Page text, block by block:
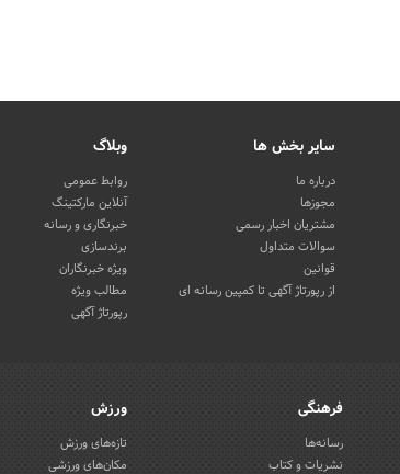
سایر بخش ها
درباره ما
مجوزها
مشتریان اخبار رسمی
سوالات متداول
قوانین
از رپورتاژ آگهی تا کمپین رسانه ای
وبلاگ
روابط عمومی
آنلاین مارکتینگ
خبرنگاری و رسانه
برندسازی
ویژه خبرنگاران
مطالب ویژه
رپورتاژ آگهی
فرهنگی
رسانه‌ها
نشریات و کتاب
ورزش
تازه‌های ورزش
مکان‌های ورزشی